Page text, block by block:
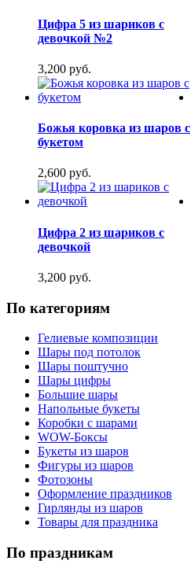
Цифра 5 из шариков с
девочкой №2
3,200 руб.
Божья коровка из шаров с
букетом
2,600 руб.
Цифра 2 из шариков с
девочкой
3,200 руб.
По категориям
Гелиевые композиции
Шары под потолок
Шары поштучно
Шары цифры
Большие шары
Напольные букеты
Коробки с шарами
WOW-Боксы
Букеты из шаров
Фигуры из шаров
Фотозоны
Оформление праздников
Гирлянды из шаров
Товары для праздника
По праздникам